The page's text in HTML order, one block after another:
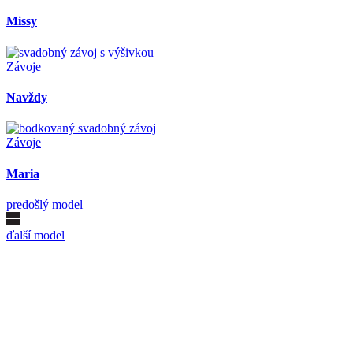
Missy
Závoje
Navždy
Závoje
Maria
predošlý model
ďalší model